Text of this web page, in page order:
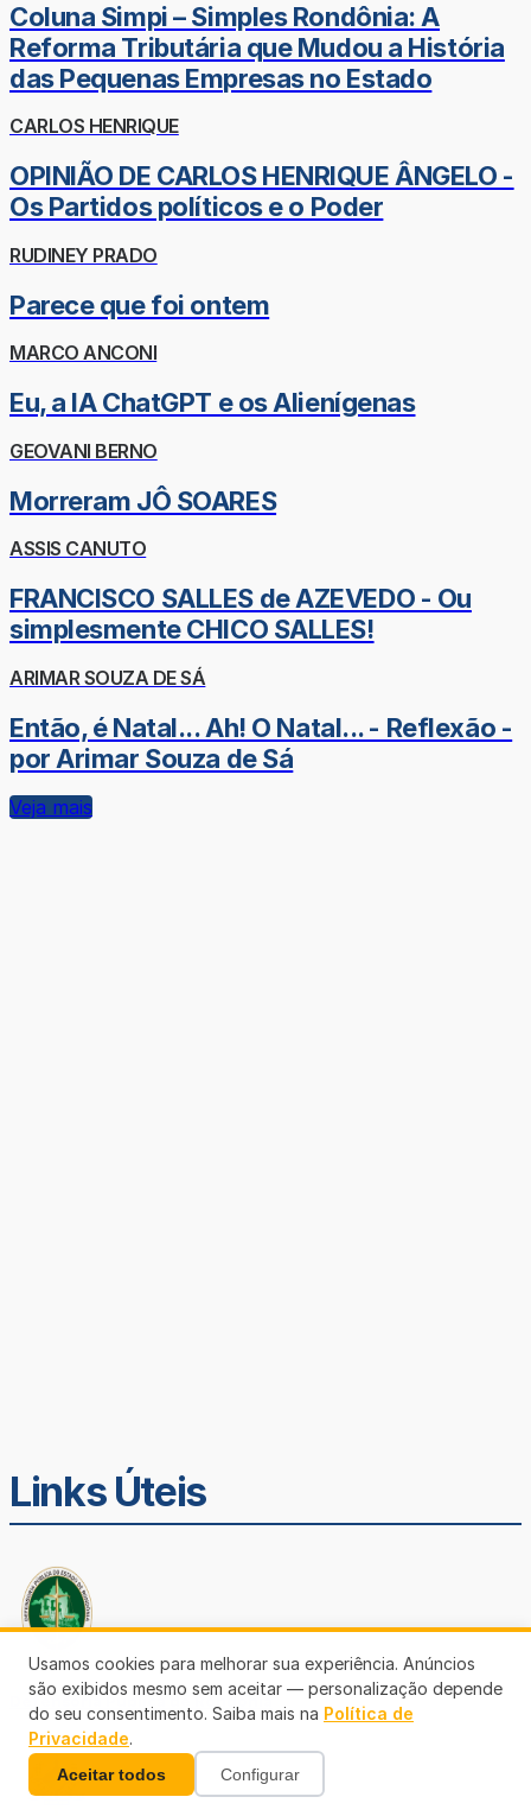
Coluna Simpi – Simples Rondônia: A
Reforma Tributária que Mudou a História
das Pequenas Empresas no Estado
CARLOS HENRIQUE
OPINIÃO DE CARLOS HENRIQUE ÂNGELO -
Os Partidos políticos e o Poder
RUDINEY PRADO
Parece que foi ontem
MARCO ANCONI
Eu, a IA ChatGPT e os Alienígenas
GEOVANI BERNO
Morreram JÔ SOARES
ASSIS CANUTO
FRANCISCO SALLES de AZEVEDO - Ou
simplesmente CHICO SALLES!
ARIMAR SOUZA DE SÁ
Então, é Natal... Ah! O Natal... - Reflexão -
por Arimar Souza de Sá
Veja mais
Links Úteis
Defensoria Pública de Rondônia
Usamos cookies para melhorar sua experiência. Anúncios
são exibidos mesmo sem aceitar — personalização depende
do seu consentimento. Saiba mais na Política de
Privacidade.
Aceitar todos Configurar